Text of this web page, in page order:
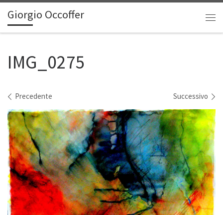
Passa al contenuto
Giorgio Occoffer
IMG_0275
Navigazione immagini
Precedente Successivo